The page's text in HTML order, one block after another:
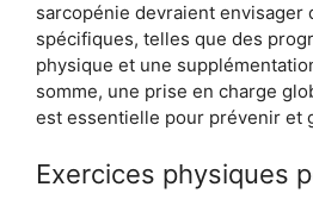
sarcopénie devraient envisager
spécifiques, telles que des
physique et une
somme, une prise en charge
est essentielle pour prévenir et
Exercices physiques